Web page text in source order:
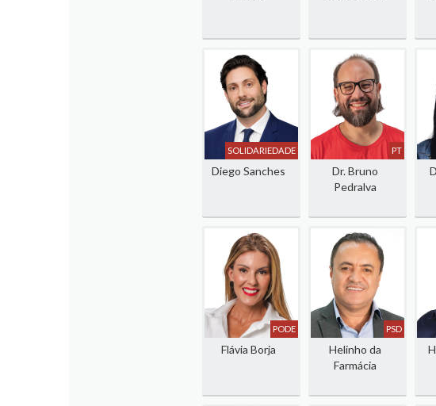
SOLIDARIEDADE
Diego Sanches
PT
Dr. Bruno
Pedralva
PODE
Flávia Borja
PSD
Helinho da
Farmácia